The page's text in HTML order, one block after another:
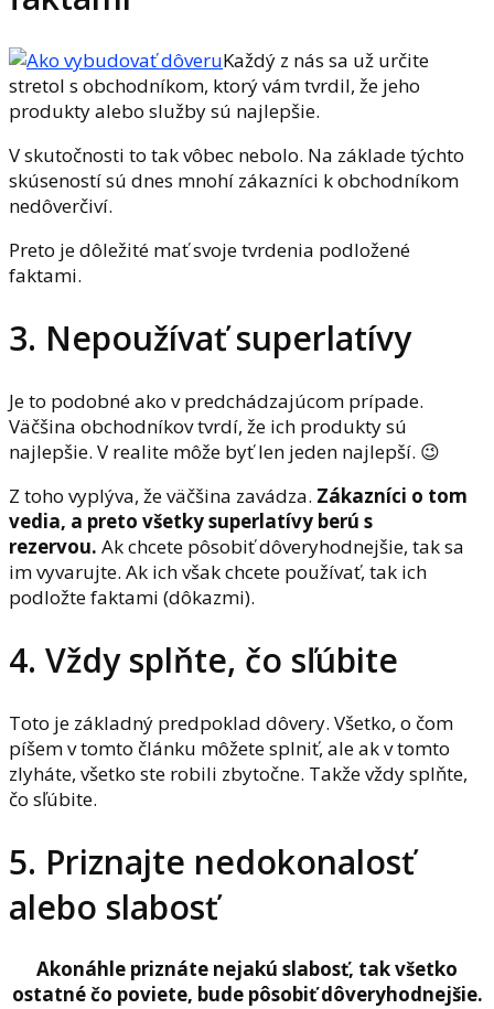
Každý z nás sa už určite
stretol s obchodníkom, ktorý vám tvrdil, že jeho
produkty alebo služby sú najlepšie.
V skutočnosti to tak vôbec nebolo. Na základe týchto
skúseností sú dnes mnohí zákazníci k obchodníkom
nedôverčiví.
Preto je dôležité mať svoje tvrdenia podložené
faktami.
3. Nepoužívať superlatívy
Je to podobné ako v predchádzajúcom prípade.
Väčšina obchodníkov tvrdí, že ich produkty sú
najlepšie. V realite môže byť len jeden najlepší. 😉
Z toho vyplýva, že väčšina zavádza. Zákazníci o tom
vedia, a preto všetky superlatívy berú s
rezervou. Ak chcete pôsobiť dôveryhodnejšie, tak sa
im vyvarujte. Ak ich však chcete používať, tak ich
podložte faktami (dôkazmi).
4. Vždy splňte, čo sľúbite
Toto je základný predpoklad dôvery. Všetko, o čom
píšem v tomto článku môžete splniť, ale ak v tomto
zlyháte, všetko ste robili zbytočne. Takže vždy splňte,
čo sľúbite.
5. Priznajte nedokonalosť
alebo slabosť
Akonáhle priznáte nejakú slabosť, tak všetko
ostatné čo poviete, bude pôsobiť dôveryhodnejšie.